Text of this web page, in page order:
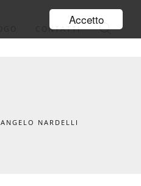
Accetto
CONTATTI
ANGELO NARDELLI